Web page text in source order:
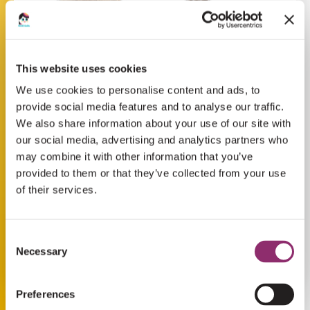
This website uses cookies
We use cookies to personalise content and ads, to
provide social media features and to analyse our traffic.
We also share information about your use of our site with
our social media, advertising and analytics partners who
may combine it with other information that you’ve
provided to them or that they’ve collected from your use
of their services.
Selection
Necessary
Preferences